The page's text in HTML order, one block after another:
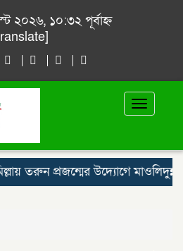
২০২৬, ১০:৩২ পূর্বাহ্ন
Toggle
তরুন প্রজন্মের উদ্যোগে